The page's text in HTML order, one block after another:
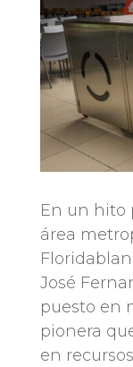
En un hito
área
José
puesto en
pionera
en